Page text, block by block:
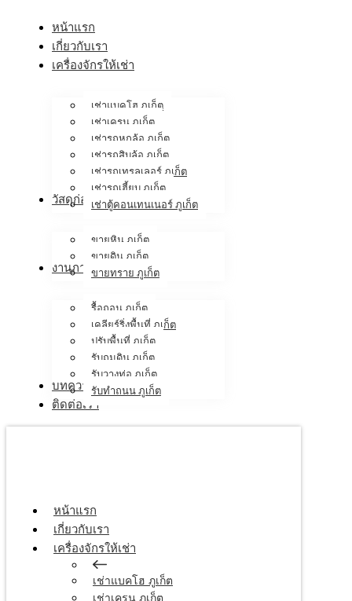
หน้าแรก
เกี่ยวกับเรา
เครื่องจักรให้เช่า
เช่าแบคโฮ ภูเก็ต
เช่าเครน ภูเก็ต
เช่ารถหกล้อ ภูเก็ต
เช่ารถสิบล้อ ภูเก็ต
เช่ารถเทรลเลอร์ ภูเก็ต
เช่ารถเฮี้ยบ ภูเก็ต
เช่าตู้คอนเทนเนอร์ ภูเก็ต
วัสดุก่อสร้าง
ขายหิน ภูเก็ต
ขายดิน ภูเก็ต
ขายทราย ภูเก็ต
งานภาคสนาม
รื้อถอน ภูเก็ต
เคลียร์ริ่งพื้นที่ ภูเก็ต
ปรับพื้นที่ ภูเก็ต
รับถมดิน ภูเก็ต
รับวางท่อ ภูเก็ต
รับทำถนน ภูเก็ต
บทความ
ติดต่อเรา
หน้าแรก
เกี่ยวกับเรา
เครื่องจักรให้เช่า
เช่าแบคโฮ ภูเก็ต